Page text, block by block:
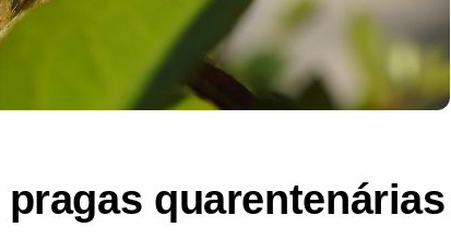
quarentenárias